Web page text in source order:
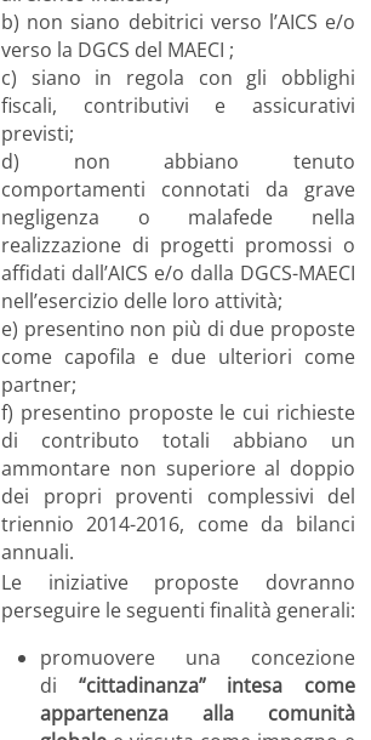
b) non siano debitrici verso l’AICS e/o
verso la DGCS del MAECI ;
c) siano in regola con gli obblighi
fiscali, contributivi e assicurativi
previsti;
d) non abbiano tenuto
comportamenti connotati da grave
negligenza o malafede nella
realizzazione di progetti promossi o
affidati dall’AICS e/o dalla DGCS-MAECI
nell’esercizio delle loro attività;
e) presentino non più di due proposte
come capofila e due ulteriori come
partner;
f) presentino proposte le cui richieste
di contributo totali abbiano un
ammontare non superiore al doppio
dei propri proventi complessivi del
triennio 2014-2016, come da bilanci
annuali.
Le iniziative proposte dovranno
perseguire le seguenti finalità generali:
promuovere una concezione
di “cittadinanza” intesa come
appartenenza alla comunità